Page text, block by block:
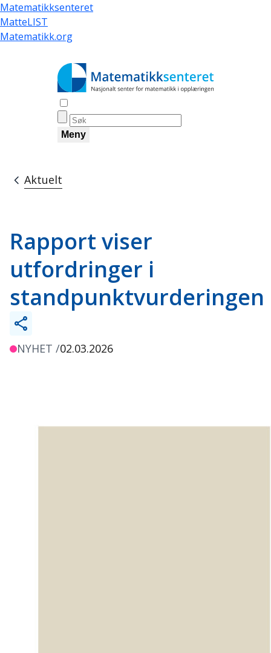
Hopp
til
hovedinnhold
Matematikksenteret
MatteLIST
Matematikk.org
Meny
Navigasjonssti
Aktuelt
Rapport viser
utfordringer i
standpunktvurderingen
NYHET /02.03.2026